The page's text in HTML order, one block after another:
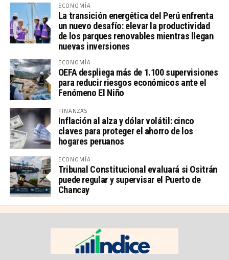
ECONOMÍA
La transición energética del Perú enfrenta
un nuevo desafío: elevar la productividad
de los parques renovables mientras llegan
nuevas inversiones
ECONOMÍA
OEFA despliega más de 1.100 supervisiones
para reducir riesgos económicos ante el
Fenómeno El Niño
FINANZAS
Inflación al alza y dólar volátil: cinco
claves para proteger el ahorro de los
hogares peruanos
ECONOMÍA
Tribunal Constitucional evaluará si Ositrán
puede regular y supervisar el Puerto de
Chancay